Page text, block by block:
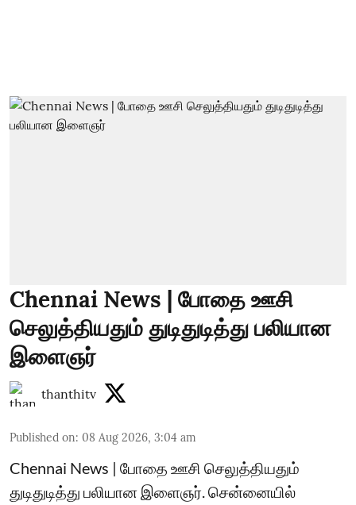
Chennai News | போதை ஊசி
செலுத்தியதும் துடிதுடித்து பலியான
இளைஞர்
thanthitv
Published on: 08 Aug 2026, 3:04 am
Chennai News | போதை ஊசி செலுத்தியதும்
துடிதுடித்து பலியான இளைஞர். சென்னையில்